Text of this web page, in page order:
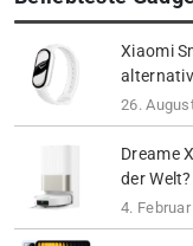
Xiaomi
26.
Dreame
der Welt?
4.